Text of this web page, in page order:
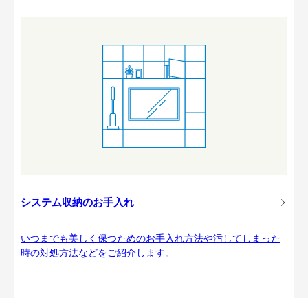
システム収納のお手入れ
いつまでも美しく保つためのお手入れ方法や汚してしまった
時の対処方法などをご紹介します。